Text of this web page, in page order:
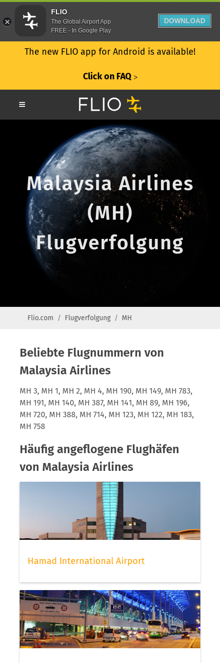
The new FLIO app for Android is available!
Click on FAQ ᐳ
Malaysia Airlines
(MH)
Flugverfolgung
Flio.com Flugverfolgung MH
Beliebte Flugnummern von
Malaysia Airlines
MH 3, MH 1, MH 2, MH 4, MH 190, MH 149, MH 783,
MH 191, MH 140, MH 387, MH 141, MH 89, MH 196,
MH 720, MH 388, MH 714, MH 123, MH 122, MH 183,
MH 758
Häufig angeflogene Flughäfen
von Malaysia Airlines
Hamad International Airport
FLIO
The Global Airport App
FREE - In Google Play
DOWNLOAD